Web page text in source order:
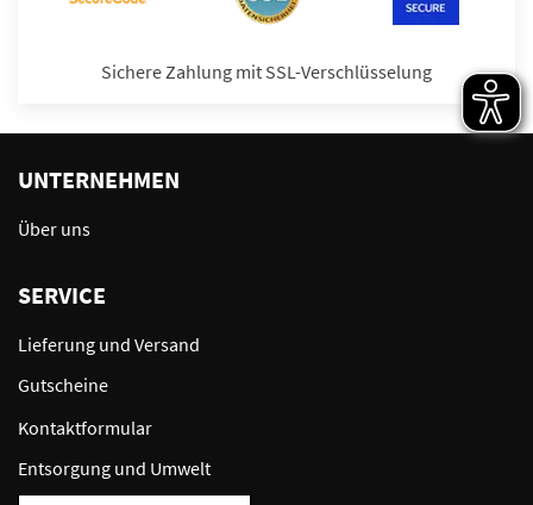
Sichere Zahlung mit SSL-Verschlüsselung
UNTERNEHMEN
Über uns
SERVICE
Lieferung und Versand
Gutscheine
Kontaktformular
Entsorgung und Umwelt